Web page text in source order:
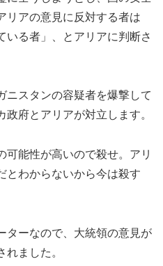
リアの意見に反対する者は
いる者」、とアリアに判断さ
ニスタンの容疑者を爆撃して
府とアリアが対立します。
可能性が高いので殺せ。アリ
とわからないから今は殺す
ターなので、大統領の意見が
ました。